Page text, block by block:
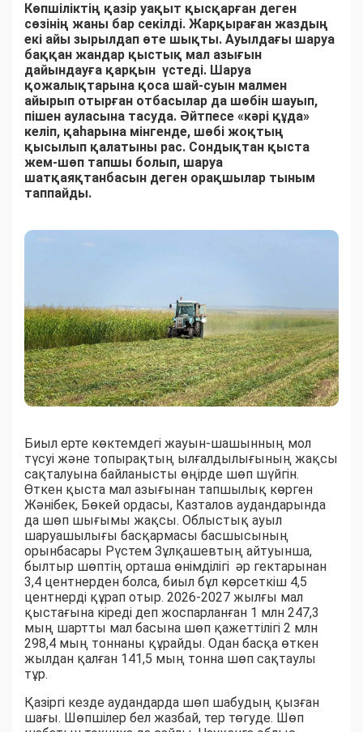
Көпшіліктің қазір уақыт қысқарған деген
сөзінің жаны бар секілді. Жарқыраған жаздың
екі айы зырылдап өте шықты. Ауылдағы шаруа
баққан жандар қыстық мал азығын
дайындауға қарқын үстеді. Шаруа
қожалықтарына қоса шай-суын малмен
айырып отырған отбасылар да шөбін шауып,
пішен ауласына тасуда. Әйтпесе «кәрі құда»
келіп, қаһарына мінгенде, шөбі жоқтың
қысылып қалатыны рас. Сондықтан қыста
жем-шөп тапшы болып, шаруа
шатқаяқтанбасын деген орақшылар тыным
таппайды.
Биыл ерте көктемдегі жауын-шашынның мол
түсуі және топырақтың ылғалдылығының жақсы
сақталуына байланысты өңірде шөп шүйгін.
Өткен қыста мал азығынан тапшылық көрген
Жәнібек, Бөкей ордасы, Казталов аудандарында
да шөп шығымы жақсы. Облыстық ауыл
шаруашылығы басқармасы басшысының
орынбасары Рүстем Зұлқашевтың айтуынша,
былтыр шөптің орташа өнімділігі әр гектарынан
3,4 центнерден болса, биыл бұл көрсеткіш 4,5
центнерді құрап отыр. 2026-2027 жылғы мал
қыстағына кіреді деп жоспарланған 1 млн 247,3
мың шартты мал басына шөп қажеттілігі 2 млн
298,4 мың тоннаны құрайды. Одан басқа өткен
жылдан қалған 141,5 мың тонна шөп сақтаулы
тұр.
Қазіргі кезде аудандарда шөп шабудың қызған
шағы. Шөпшілер бел жазбай, тер төгуде. Шөп